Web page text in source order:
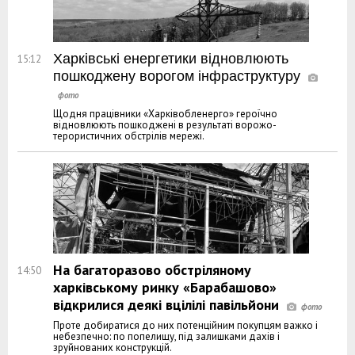
15:12
Харківські енергетики відновлюють
пошкоджену ворогом інфраструктуру
Щодня працівники «Харківобленерго» героїчно
відновлюють пошкоджені в результаті ворожо-
терористичних обстрілів мережі.
14:50
На багаторазово обстріляному
харківському ринку «Барабашово»
відкрилися деякі вцілілі павільйони
Проте добиратися до них потенційним покупцям важко і
небезпечно: по попелищу, під залишками дахів і
зруйнованих конструкцій.